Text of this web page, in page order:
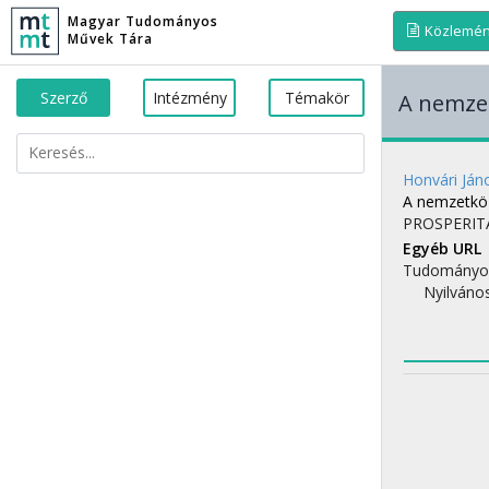
Magyar Tudományos
Művek Tára
Szerző Intézmény Témakör A
Honvári
A
Egyéb URL